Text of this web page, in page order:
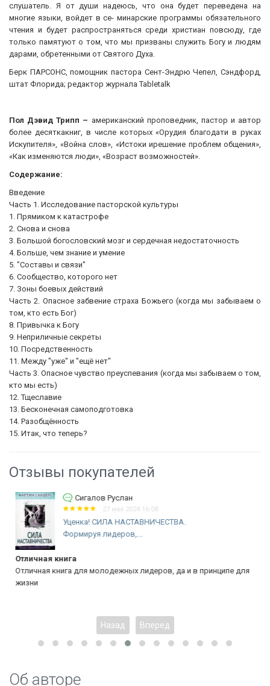
слушатель. Я от души надеюсь, что она будет переведена на
многие языки, войдет в се- минарские программы обязательного
чтения и будет распространяться среди христиан повсюду, где
только памятуют о том, что мы призваны служить Богу и людям
дарами, обретенными от Святого Духа.
Берк ПАРСОНС, помощник пастора Сент-Эндрю Чепел, Сэндфорд,
штат Флорида; редактор журнала Tabletalk
Пол Дэвид Трипп – американский проповедник, пастор и автор
более десяткакниг, в числе которых «Орудия благодати в руках
Искупителя», «Война слов», «Истоки ирешение проблем общения»,
«Как изменяются люди», «Возраст возможностей».
Содержание:
Введение
Часть 1. Исследование пасторской культуры
1. Прямиком к катастрофе
2. Снова и снова
3. Большой богословский мозг и сердечная недостаточность
4. Больше, чем знание и умение
5. "Составы и связи"
6. Сообщество, которого нет
7. Зоны боевых действий
Часть 2. Опасное забвение страха Божьего (когда мы забываем о
том, кто есть Бог)
8. Привычка к Богу
9. Неприличные секреты
10. Посредственность
11. Между "уже" и "ещё нет"
Часть 3. Опасное чувство преуспевания (когда мы забываем о том,
кто мы есть)
12. Тщеславие
13. Бесконечная самоподготовка
14. Разобщённость
15. Итак, что теперь?
Отзывы покупателей
Сигалов Руслан
27 мая 2024 16:08
Уценка! СИЛА НАСТАВНИЧЕСТВА.
Формируя лидеров,...
Отличная книга
Отличная книга для молодежных лидеров, да и в принципе для
жизни
Назад Вперед
Об авторе